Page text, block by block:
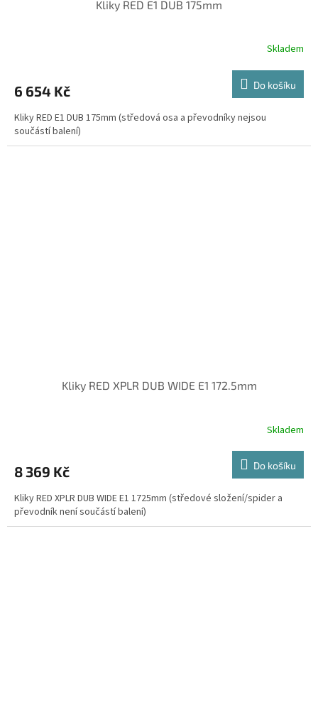
Kliky RED E1 DUB 175mm
Skladem
6 654 Kč Do košíku
Kliky RED E1 DUB 175mm (středová osa a převodníky nejsou
součástí balení)
Kliky RED XPLR DUB WIDE E1 172.5mm
Skladem
8 369 Kč Do košíku
Kliky RED XPLR DUB WIDE E1 1725mm (středové složení/spider a
převodník není součástí balení)